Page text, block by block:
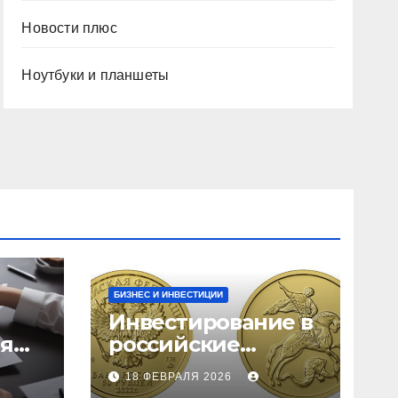
Новости плюс
Ноутбуки и планшеты
БИЗНЕС И ИНВЕСТИЦИИ
Инвестирование в
российские
золотые монеты:
подробное
18 ФЕВРАЛЯ 2026